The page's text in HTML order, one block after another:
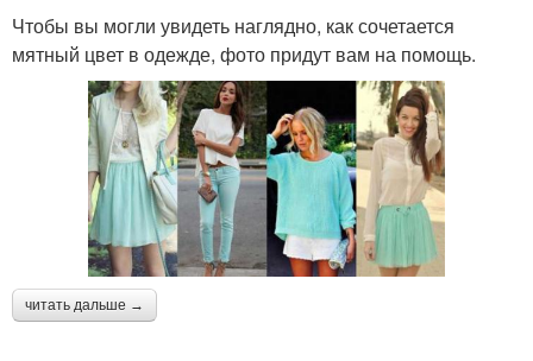
Чтобы вы могли увидеть наглядно, как сочетается
мятный цвет в одежде, фото придут вам на помощь.
читать дальше →